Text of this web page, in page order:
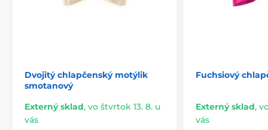
Dvojitý chlapčenský motýlik
smotanový
Externý sklad, vo štvrtok 13. 8. u
vás
Fuchsiový
Externý sklad,
vás